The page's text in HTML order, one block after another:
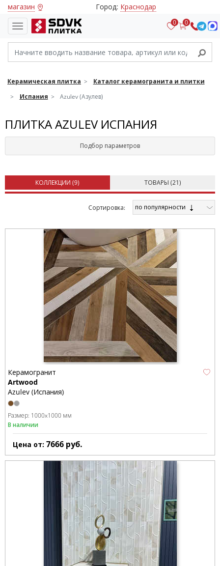
магазин Город: Краснодар
0 0
Керамическая плитка
Каталог керамогранита и плитки
Испания
Azulev (Азулев)
ПЛИТКА AZULEV ИСПАНИЯ
Подбор параметров
КОЛЛЕКЦИИ (9) ТОВАРЫ (21)
Cортировка: по популярности
Керамогранит
Artwood
Azulev (Испания)
Размер: 1000x1000 мм
В наличии
Цена от: 7666 руб.